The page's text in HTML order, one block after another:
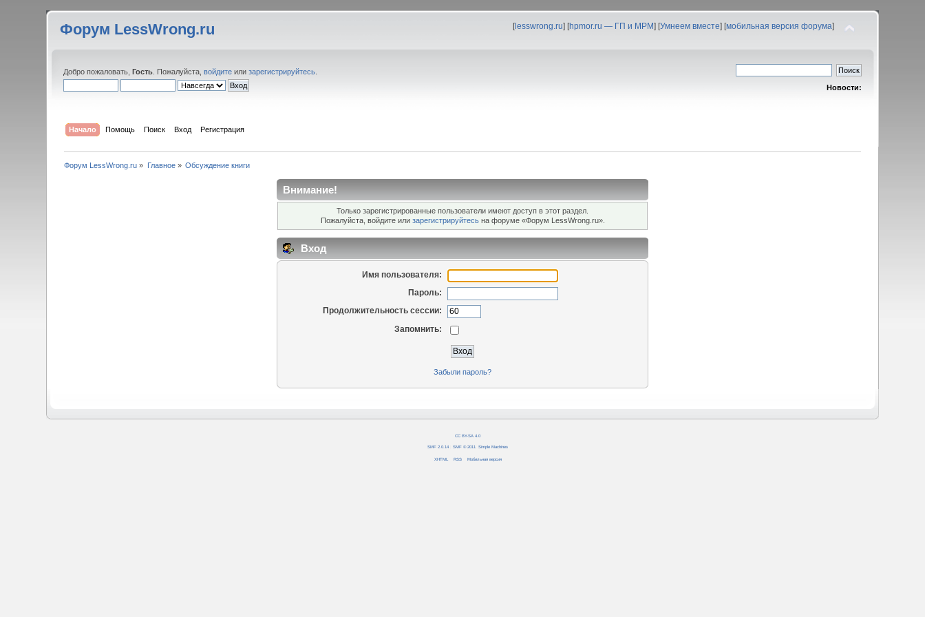
Форум LessWrong.ru [lesswrong.ru] [hpmor.ru — ГП и МРМ] [Умнеем вместе] [мобильная версия форума]
Добро пожаловать,Гость . Пожалуйста,войдите илизарегистрируйтесь
Новости:
Начало Помощь Поиск Вход Регистрация
Форум LessWrong.ru » Главное» Обсуждение книги
Внимание!
Только зарегистрированные пользователи имеют доступ в этот раздел.
Пожалуйста, войдите или зарегистрируйтесьна форуме «Форум LessWrong.ru».
Вход
Имя пользователя:
Пароль:
Продолжительность сессии:
Запомнить:
Забыли пароль?
CC BY-SA 4.0
SMF 2.0.14 SMF © 2011 Simple Machines
XHTML RSS Мобильная версия